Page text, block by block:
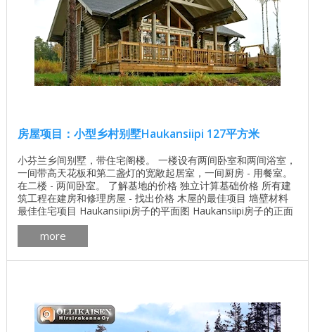
房屋项目：小型乡村别墅Haukansiipi 127平方米
小芬兰乡间别墅，带住宅阁楼。 一楼设有两间卧室和两间浴室，
一间带高天花板和第二盏灯的宽敞起居室，一间厨房 - 用餐室。
在二楼 - 两间卧室。 了解基地的价格 独立计算基础价格 所有建
筑工程在建房和修理房屋 - 找出价格 木屋的最佳项目 墙壁材料
最佳住宅项目 Haukansiipi房子的平面图 Haukansiipi房子的正面
图 Haukansiipi房子内部照片 ...
more